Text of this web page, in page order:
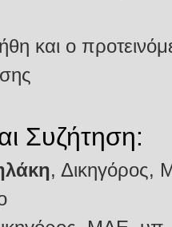
και ο
Συζήτηση:
,